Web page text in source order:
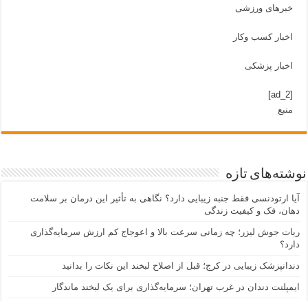
خبرهای ورزشی
اخبار کسب وکار
اخبار پزشکی
[ad_2]
منبع
نوشته‌های تازه
آیا ارتودنسی فقط جنبه زیبایی دارد؟ نگاهی به تأثیر این درمان بر سلامت
دهان، فک و کیفیت زندگی
ربات جوش لیزر؛ چه زمانی سرعت بالا و اعوجاج کم ارزش سرمایه‌گذاری
دارد؟
دندانپزشک زیبایی در کرج؛ قبل از اصلاح لبخند این نکات را بدانید
ایمپلنت دندان در غرب تهران؛ سرمایه‌گذاری برای یک لبخند ماندگار